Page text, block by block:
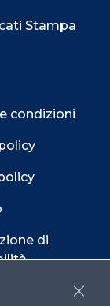
Stampa
condizioni
di